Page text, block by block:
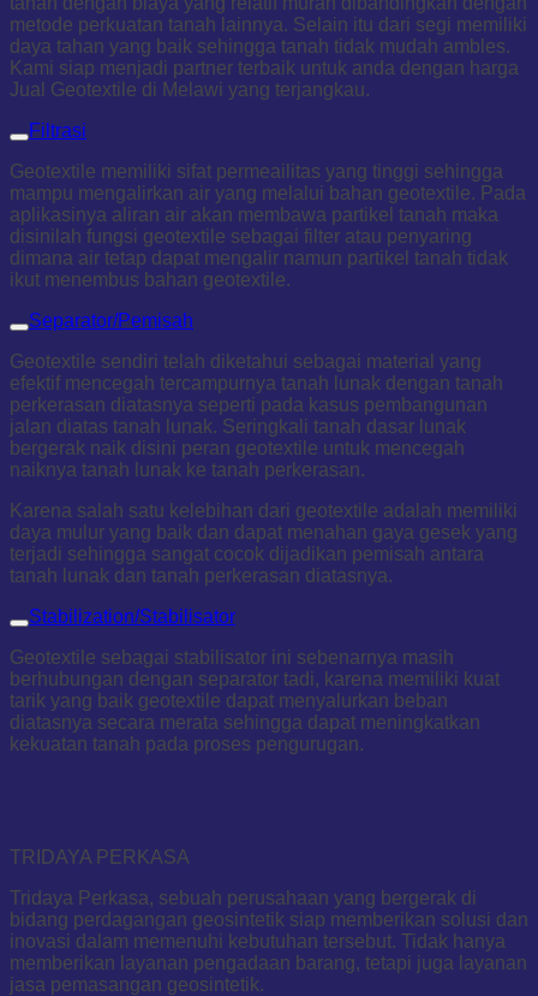
metode perkuatan tanah lainnya. Selain itu dari segi memiliki
daya tahan yang baik sehingga tanah tidak mudah ambles.
Kami siap menjadi partner terbaik untuk anda dengan harga
Jual Geotextile di Melawi yang terjangkau.
Filtrasi
Geotextile memiliki sifat permeailitas yang tinggi sehingga
mampu mengalirkan air yang melalui bahan geotextile. Pada
aplikasinya aliran air akan membawa partikel tanah maka
disinilah fungsi geotextile sebagai filter atau penyaring
dimana air tetap dapat mengalir namun partikel tanah tidak
ikut menembus bahan geotextile.
Separator/Pemisah
Geotextile sendiri telah diketahui sebagai material yang
efektif mencegah tercampurnya tanah lunak dengan tanah
perkerasan diatasnya seperti pada kasus pembangunan
jalan diatas tanah lunak. Seringkali tanah dasar lunak
bergerak naik disini peran geotextile untuk mencegah
naiknya tanah lunak ke tanah perkerasan.
Karena salah satu kelebihan dari geotextile adalah memiliki
daya mulur yang baik dan dapat menahan gaya gesek yang
terjadi sehingga sangat cocok dijadikan pemisah antara
tanah lunak dan tanah perkerasan diatasnya.
Stabilization/Stabilisator
Geotextile sebagai stabilisator ini sebenarnya masih
berhubungan dengan separator tadi, karena memiliki kuat
tarik yang baik geotextile dapat menyalurkan beban
diatasnya secara merata sehingga dapat meningkatkan
kekuatan tanah pada proses pengurugan.
TRIDAYA PERKASA
Tridaya Perkasa, sebuah perusahaan yang bergerak di
bidang perdagangan geosintetik siap memberikan solusi dan
inovasi dalam memenuhi kebutuhan tersebut. Tidak hanya
memberikan layanan pengadaan barang, tetapi juga layanan
jasa pemasangan geosintetik.